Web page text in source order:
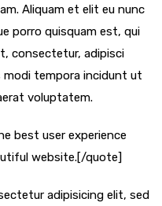
Aliquam et elit eu nunc
porro quisquam est, qui
consectetur, adipisci
modi tempora incidunt ut
voluptatem.
best user experience
website.[/quote]
adipisicing elit, sed